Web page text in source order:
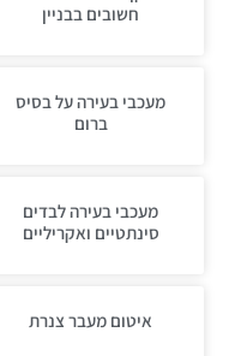
חשובים בבניין
מעכבי בעירה על בסיס
ברום
מעכבי בעירה לבדים
סינתטיים ואקריליים
איטום מעבר צנרת